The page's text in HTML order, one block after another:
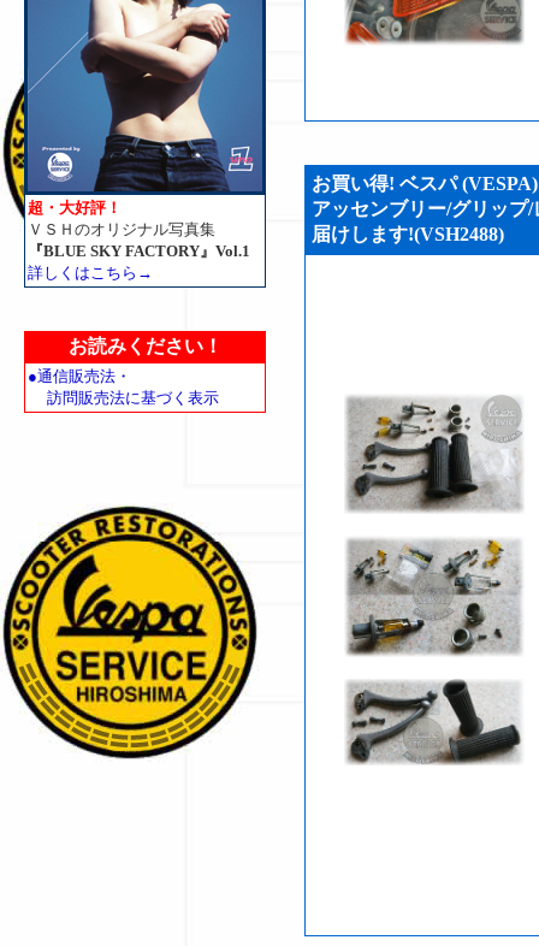
超・大好評！
ＶＳＨのオリジナル写真集
『BLUE SKY FACTORY』Vol.1
詳しくはこちら→
お読みください！
●通信販売法・
訪問販売法に基づく表示
お買い得! ベスパ
アッセンブリー/グリップ
届けします!(VSH2488)